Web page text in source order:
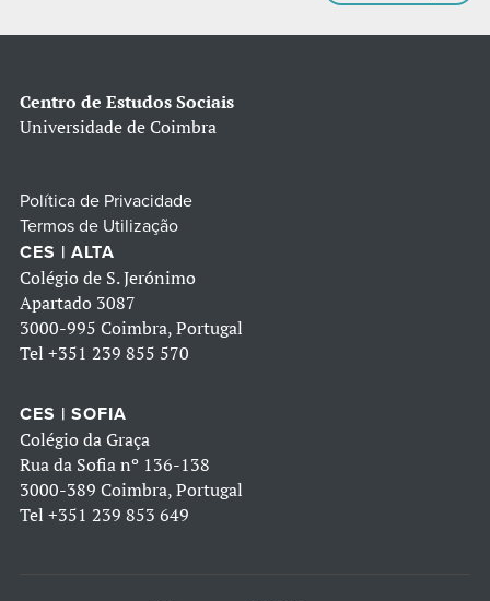
Centro de Estudos Sociais
Universidade de Coimbra
Política de Privacidade
Termos de Utilização
CES | ALTA
Colégio de S. Jerónimo
Apartado 3087
3000-995 Coimbra, Portugal
Tel +351 239 855 570
CES | SOFIA
Colégio da Graça
Rua da Sofia nº 136-138
3000-389 Coimbra, Portugal
Tel +351 239 853 649